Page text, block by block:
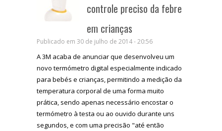
controle preciso da febre
em crianças
Publicado em 30 de julho de 2014 - 20:56
A 3M acaba de anunciar que desenvolveu um
novo termómetro digital especialmente indicado
para bebés e crianças, permitindo a medição da
temperatura corporal de uma forma muito
prática, sendo apenas necessário encostar o
termómetro à testa ou ao ouvido durante uns
segundos, e com uma precisão "até então